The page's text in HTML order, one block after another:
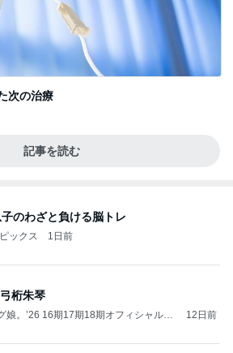
次の治療
記事を読む
のわざと負ける脳トレ
ックス 1日前
桁朱琴
娘。’26 16期17期18期オフィシャルブ
12日前